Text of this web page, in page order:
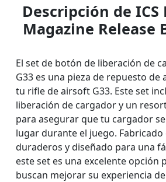
Descripción de ICS
Magazine Release
El set de botón de liberación de
G33 es una pieza de repuesto de
tu rifle de airsoft G33. Este set
liberación de cargador y un
para asegurar que tu cargador
lugar durante el juego.
duraderos y diseñado para una
este set es una excelente opción
buscan mejorar su experiencia